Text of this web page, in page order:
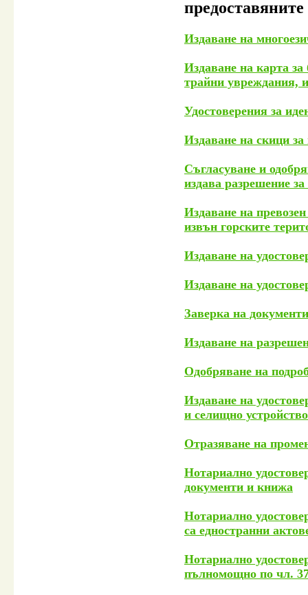
Издаване на
Издаване на карта
трайни увреждания,
Удостоверения за
Издаване на скици
Съгласуване и
издава разрешение
Издаване на
извън горските
Издаване на
Издаване на
Заверка на
Издаване на
Одобряване на
Издаване на
и селищно устройство
Отразяване на
Нотариално
документи и книжа
Нотариално
са едностранни
Нотариално
пълномощно по чл.